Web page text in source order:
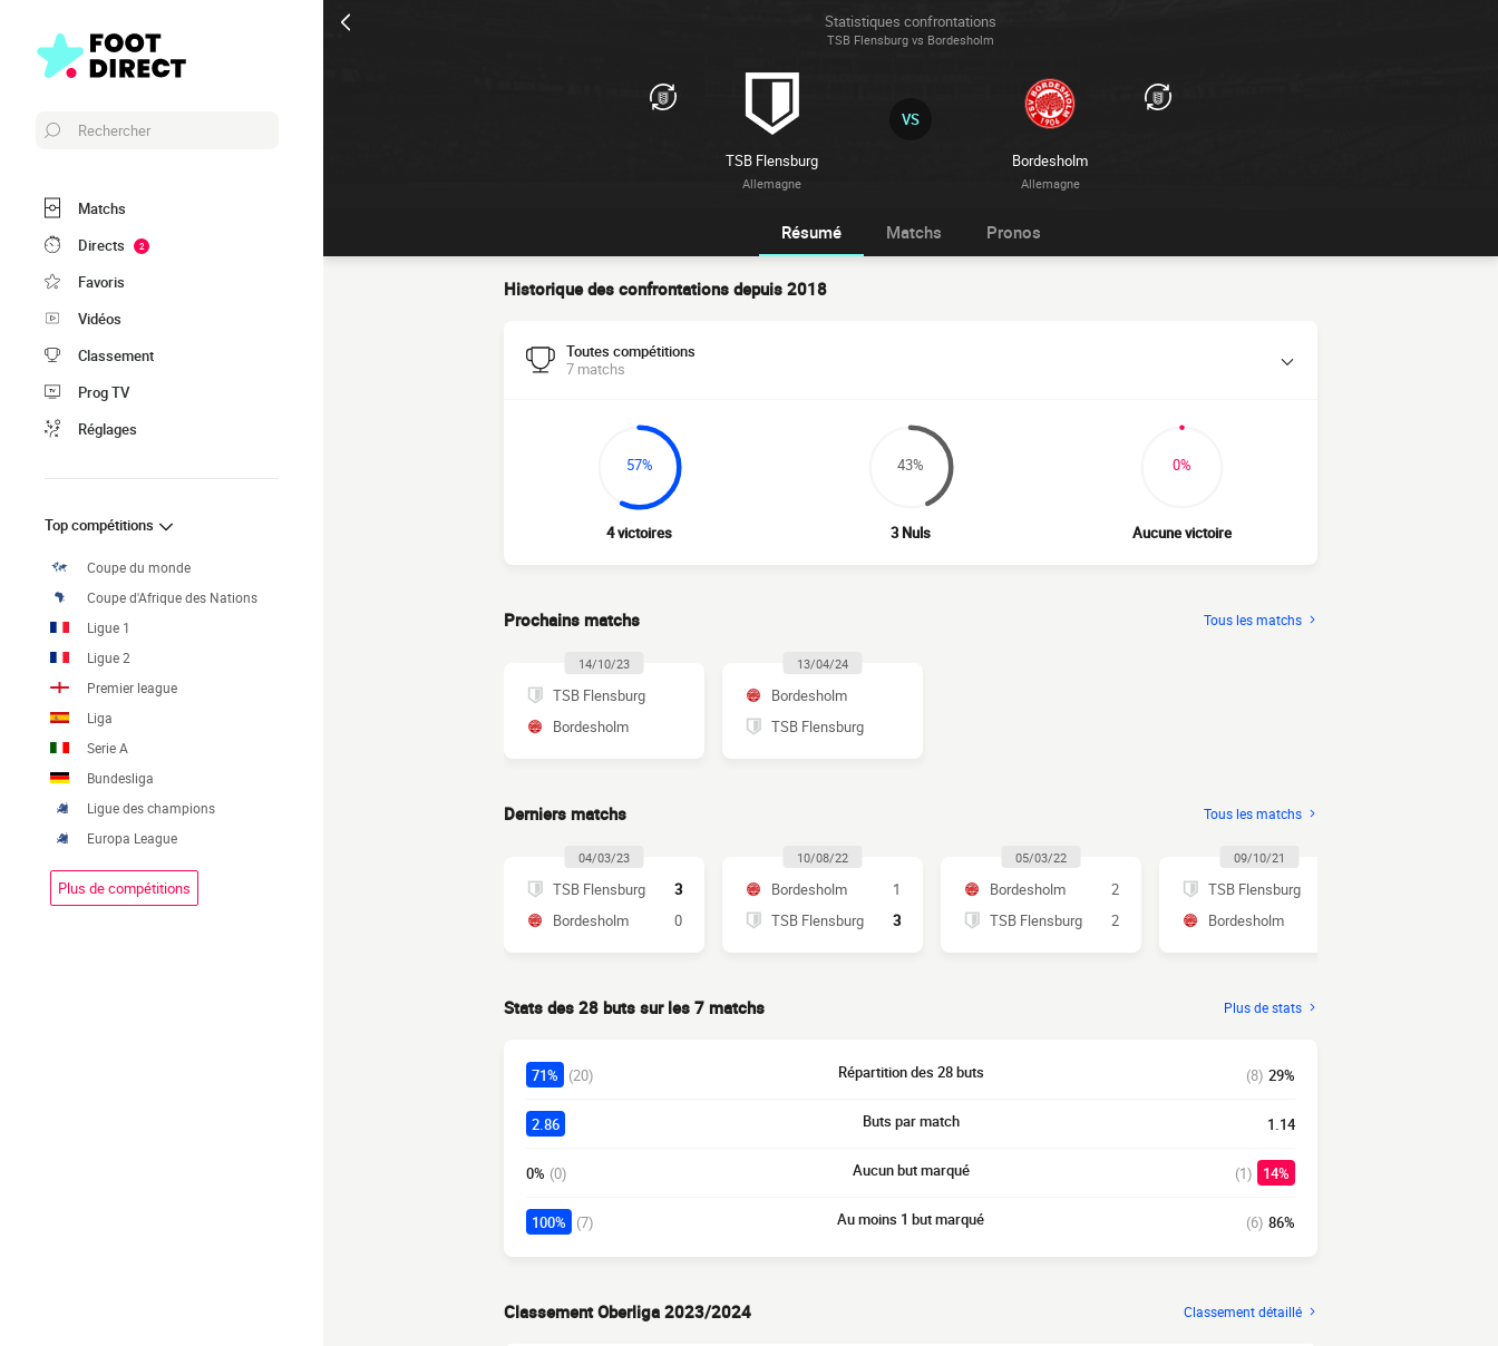
Statistiques confrontations
TSB Flensburg vs Bordesholm
TSB Flensburg
Allemagne
Bordesholm
Allemagne
VS
Rechercher
Matchs
Directs
2
Favoris
Vidéos
Classement
Prog TV
Réglages
Top compétitions
Coupe du monde
Coupe d'Afrique des Nations
Ligue 1
Ligue 2
Premier league
Liga
Serie A
Bundesliga
Ligue des champions
Europa League
Plus de compétitions
Résumé Matchs Pronos
Historique des confrontations depuis 2018
Toutes compétitions
7 matchs
57%
4 victoires
43%
3 Nuls
0%
Aucune victoire
Prochains matchs Tous les matchs
14/10/23
TSB Flensburg
Bordesholm
13/04/24
Bordesholm
TSB Flensburg
Derniers matchs Tous les matchs
04/03/23
TSB Flensburg
3
Bordesholm
0
10/08/22
Bordesholm
1
TSB Flensburg
3
05/03/22
Bordesholm
2
TSB Flensburg
2
09/10/21
TSB Flensburg
Bordesholm
Stats des 28 buts sur les 7 matchs Plus de stats
71% (20) Répartition des 28 buts (8) 29%
2.86 Buts par match 1.14
0% (0) Aucun but marqué (1) 14%
100% (7) Au moins 1 but marqué (6) 86%
Classement Oberliga 2023/2024 Classement détaillé